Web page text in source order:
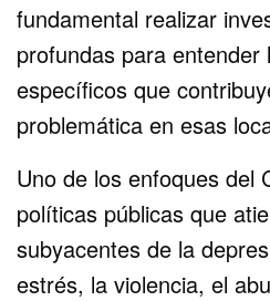
fundamental realizar
profundas para entender
específicos que
problemática en esas
Uno de los enfoques del
políticas públicas que
subyacentes de la
estrés, la violencia, el